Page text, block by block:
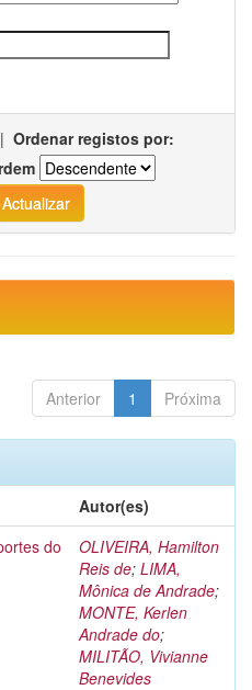
| Ordenar registos por:
Anterior 1 Próxima
Autor(es)
do
OLIVEIRA, Hamilton
Reis de; LIMA,
Mônica de Andrade;
MONTE, Kerlen
Andrade do;
MILITÃO, Vivianne
Benevides